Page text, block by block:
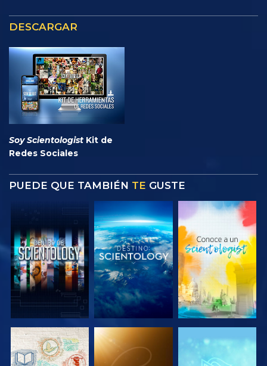
DESCARGAR
Soy Scientologist Kit de
Redes Sociales
PUEDE QUE TAMBIÉN TE GUSTE
EXPLORA LAS EXPLORA LAS EXPLORA LAS